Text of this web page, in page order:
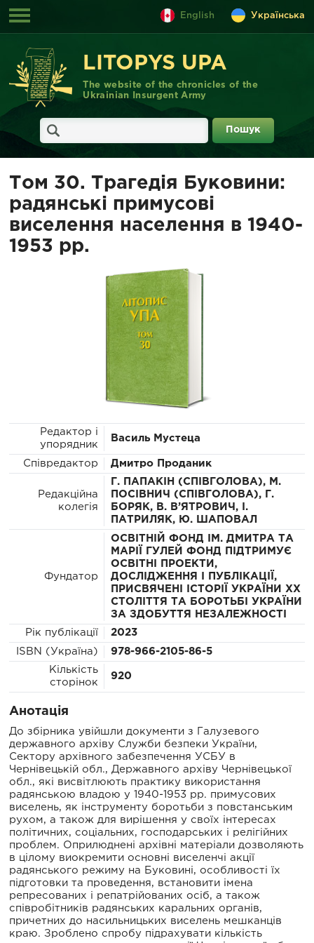
English Українська
LITOPYS UPA
The website of the chronicles of the
Ukrainian Insurgent Army
Том 30. Трагедія Буковини:
радянські примусові
виселення населення в 1940-
1953 рр.
Редактор і
упорядник
Василь Мустеца
Співредактор Дмитро Проданик
Редакційна
колегія
Г. ПАПАКІН (СПІВГОЛОВА), М.
ПОСІВНИЧ (СПІВГОЛОВА), Г.
БОРЯК, В. В’ЯТРОВИЧ, І.
ПАТРИЛЯК, Ю. ШАПОВАЛ
Фундатор
ОСВІТНІЙ ФОНД ІМ. ДМИТРА ТА
МАРІЇ ГУЛЕЙ ФОНД ПІДТРИМУЄ
ОСВІТНІ ПРОЕКТИ,
ДОСЛІДЖЕННЯ І ПУБЛІКАЦІЇ,
ПРИСВЯЧЕНІ ІСТОРІЇ УКРАЇНИ ХХ
СТОЛІТТЯ ТА БОРОТЬБІ УКРАЇНИ
ЗА ЗДОБУТТЯ НЕЗАЛЕЖНОСТІ
Рік публікації 2023
ISBN (Україна) 978-966-2105-86-5
Кількість
сторінок
920
Анотація
До збірника увійшли документи з Галузевого
державного архіву Служби безпеки України,
Сектору архівного забезпечення УСБУ в
Чернівецькій обл., Державного архіву Чернівецької
обл., які висвітлюють практику використання
радянською владою у 1940-1953 рр. примусових
виселень, як інструменту боротьби з повстанським
рухом, а також для вирішення у своїх інтересах
політичних, соціальних, господарських і релігійних
проблем. Оприлюднені архівні матеріали дозволяють
в цілому виокремити основні виселенчі акції
радянського режиму на Буковині, особливості їх
підготовки та проведення, встановити імена
репресованих і репатрійованих осіб, а також
співробітників радянських каральних органів,
причетних до насильницьких виселень мешканців
краю. Зроблено спробу підрахувати кількість